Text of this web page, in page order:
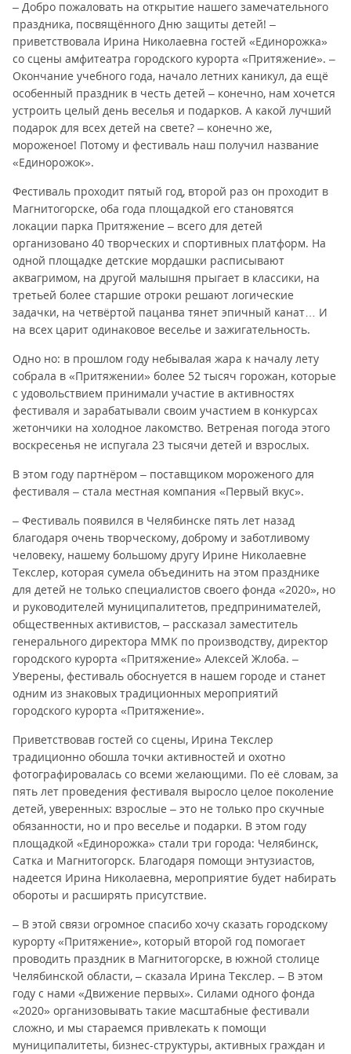
– Добро пожаловать на открытие нашего замечательного
праздника, посвящённого Дню защиты детей! –
приветствовала Ирина Николаевна гостей «Единорожка»
со сцены амфитеатра городского курорта «Притяжение». –
Окончание учебного года, начало летних каникул, да ещё
особенный праздник в честь детей – конечно, нам хочется
устроить целый день веселья и подарков. А какой лучший
подарок для всех детей на свете? – конечно же,
мороженое! Потому и фестиваль наш получил название
«Единорожок».
Фестиваль проходит пятый год, второй раз он проходит в
Магнитогорске, оба года площадкой его становятся
локации парка Притяжение – всего для детей
организовано 40 творческих и спортивных платформ. На
одной площадке детские мордашки расписывают
аквагримом, на другой малышня прыгает в классики, на
третьей более старшие отроки решают логические
задачки, на четвёртой пацанва тянет эпичный канат… И
на всех царит одинаковое веселье и зажигательность.
Одно но: в прошлом году небывалая жара к началу лету
собрала в «Притяжении» более 52 тысяч горожан, которые
с удовольствием принимали участие в активностях
фестиваля и зарабатывали своим участием в конкурсах
жетончики на холодное лакомство. Ветреная погода этого
воскресенья не испугала 23 тысячи детей и взрослых.
В этом году партнёром – поставщиком мороженого для
фестиваля – стала местная компания «Первый вкус».
– Фестиваль появился в Челябинске пять лет назад
благодаря очень творческому, доброму и заботливому
человеку, нашему большому другу Ирине Николаевне
Текслер, которая сумела объединить на этом празднике
для детей не только специалистов своего фонда «2020», но
и руководителей муниципалитетов, предпринимателей,
общественных активистов, – рассказал заместитель
генерального директора ММК по производству, директор
городского курорта «Притяжение» Алексей Жлоба. –
Уверены, фестиваль обоснуется в нашем городе и станет
одним из знаковых традиционных мероприятий
городского курорта «Притяжение».
Приветствовав гостей со сцены, Ирина Текслер
традиционно обошла точки активностей и охотно
фотографировалась со всеми желающими. По её словам, за
пять лет проведения фестиваля выросло целое поколение
детей, уверенных: взрослые – это не только про скучные
обязанности, но и про веселье и подарки. В этом году
площадкой «Единорожка» стали три города: Челябинск,
Сатка и Магнитогорск. Благодаря помощи энтузиастов,
надеется Ирина Николаевна, мероприятие будет набирать
обороты и расширять присутствие.
– В этой связи огромное спасибо хочу сказать городскому
курорту «Притяжение», который второй год помогает
проводить праздник в Магнитогорске, в южной столице
Челябинской области, – сказала Ирина Текслер. – В этом
году с нами «Движение первых». Силами одного фонда
«2020» организовывать такие масштабные фестивали
сложно, и мы стараемся привлекать к помощи
муниципалитеты, бизнес-структуры, активных граждан и